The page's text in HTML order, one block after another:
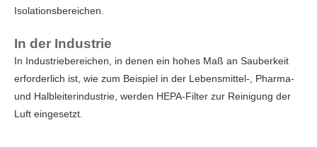
Isolationsbereichen.
In der Industrie
In Industriebereichen, in denen ein hohes Maß an Sauberkeit
erforderlich ist, wie zum Beispiel in der Lebensmittel-, Pharma-
und Halbleiterindustrie, werden HEPA-Filter zur Reinigung der
Luft eingesetzt.